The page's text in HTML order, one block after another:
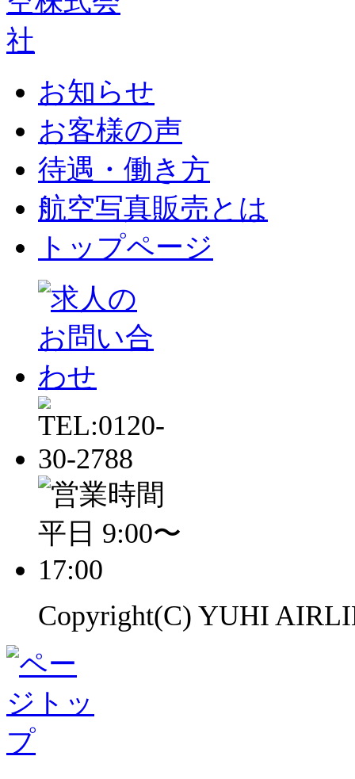
お知らせ
お客様の声
待遇・働き方
航空写真販売とは
トップページ
Copyright(C) YUHI